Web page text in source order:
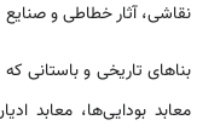
نقاشی، آثار خطاطی و
بناهای تاریخی و باستانی
معابد بودایی‌ها، معابد